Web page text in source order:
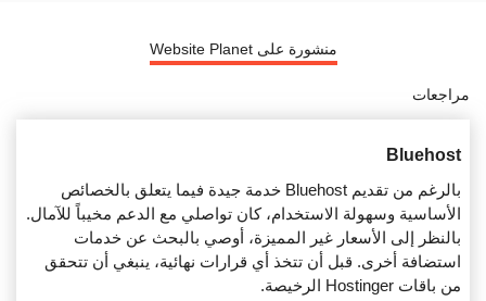
منشورة على Website Planet
مراجعات
Bluehost
بالرغم من تقديم Bluehost خدمة جيدة فيما يتعلق بالخصائص
الأساسية وسهولة الاستخدام، كان تواصلي مع الدعم مخيباً للآمال.
بالنظر إلى الأسعار غير المميزة، أوصي بالبحث عن خدمات
استضافة أخرى. قبل أن تتخذ أي قرارات نهائية، ينبغي أن تتحقق
من باقات Hostinger الرخيصة.